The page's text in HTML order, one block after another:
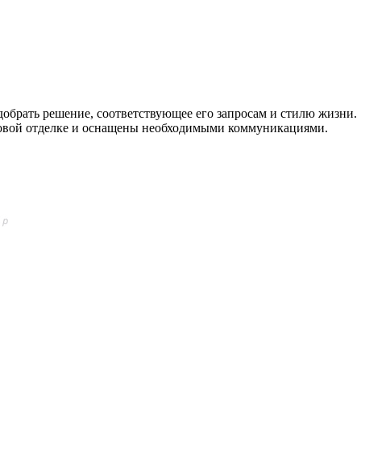
решение, соответствующее его запросам и стилю жизни.
отделке и оснащены необходимыми коммуникациями.